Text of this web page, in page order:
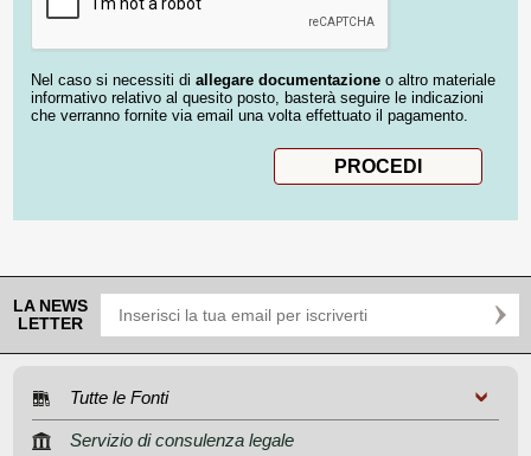
Nel caso si necessiti di allegare documentazione o altro materiale
informativo relativo al quesito posto, basterà seguire le indicazioni
che verranno fornite via email una volta effettuato il pagamento.
LA NEWS
LETTER
Tutte le Fonti
Servizio di consulenza legale